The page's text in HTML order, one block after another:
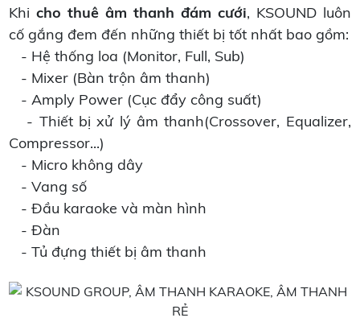
Khicho thuê âm thanh đám cưới, KSOUND luôn
cố gắng đem đến những thiết bị tốt nhất bao gồm:
- Hệ thống loa (Monitor, Full, Sub)
- Mixer (Bàn trộn âm thanh)
- Amply Power (Cục đẩy công suất)
- Thiết bị xử lý âm thanh(Crossover, Equalizer,
Compressor...)
- Micro không dây
- Vang số
- Đầu karaoke và màn hình
- Đàn
- Tủ đựng thiết bị âm thanh